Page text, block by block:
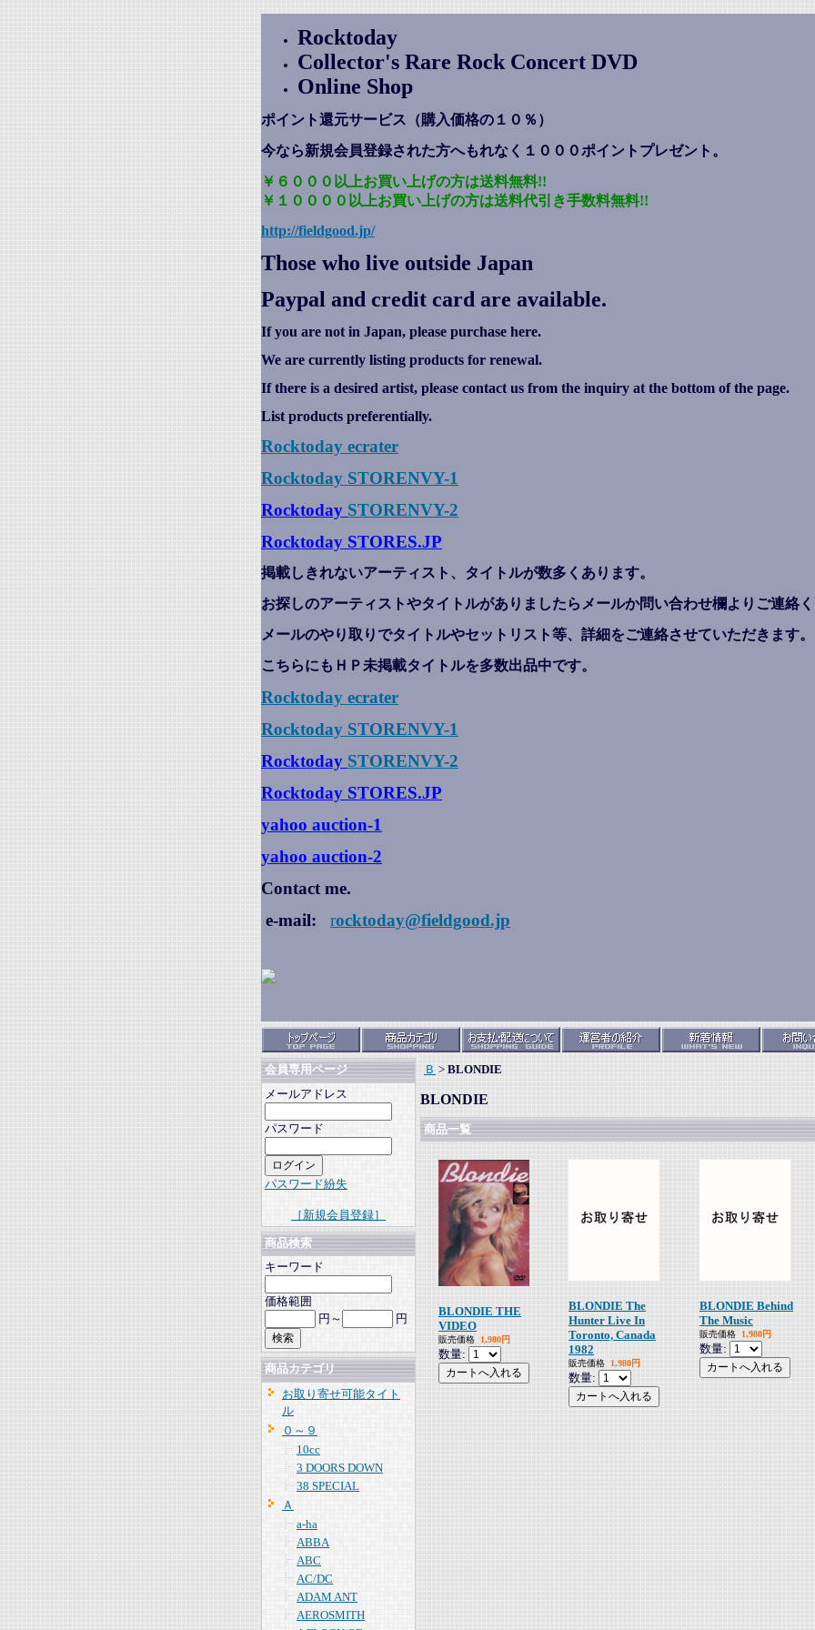
Rocktoday
Collector's Rare Rock Concert DVD
Online Shop
ポイント還元サービス（購入価格の１０％）
今なら新規会員登録された方へもれなく１０００ポイントプレゼント 。
￥６０００以上お買い上げの方は送料無料!!
￥１００００以上お買い上げの方は送料代引き手数料無料!!
http://fieldgood.jp/
Those who live outside Japan
Paypal and credit card are available.
If you are not in Japan, please purchase here.
We are currently listing products for renewal.
If there is a desired artist, please contact us from the inquiry at the bottom of the page.
List products preferentially.
Rocktoday ecrater
Rocktoday STORENVY-1
Rocktoday STORENVY-2
Rocktoday STORES.JP
掲載しきれないアーティスト、タイトルが数多くあります。
お探しのアーティストやタイトルがありましたらメールか問い合わせ欄よりご連絡
メールのやり取りでタイトルやセットリスト等、詳細をご連絡させていただきます。
こちらにもＨＰ未掲載タイトルを多数出品中です。
Rocktoday ecrater
Rocktoday STORENVY-1
Rocktoday STORENVY-2
Rocktoday STORES.JP
yahoo auction-1
yahoo auction-2
Contact me.
e-mail:
rocktoday@fieldgood.jp
会員専用ページ
メールアドレス
パスワード
パスワード紛失
［新規会員登録］
商品検索
キーワード
価格範囲
円～
円
商品カテゴリ
お取り寄せ可能タイト
ル
０～９
10cc
3 DOORS DOWN
38 SPECIAL
Ａ
a-ha
ABBA
ABC
AC/DC
ADAM ANT
AEROSMITH
Ｂ > BLONDIE
BLONDIE
商品一覧
BLONDIE THE
VIDEO
販売価格 1,980円
数量:
BLONDIE The
Hunter Live In
Toronto, Canada
1982
販売価格 1,980円
数量:
BLONDIE Behind
The Music
販売価格 1,980円
数量: